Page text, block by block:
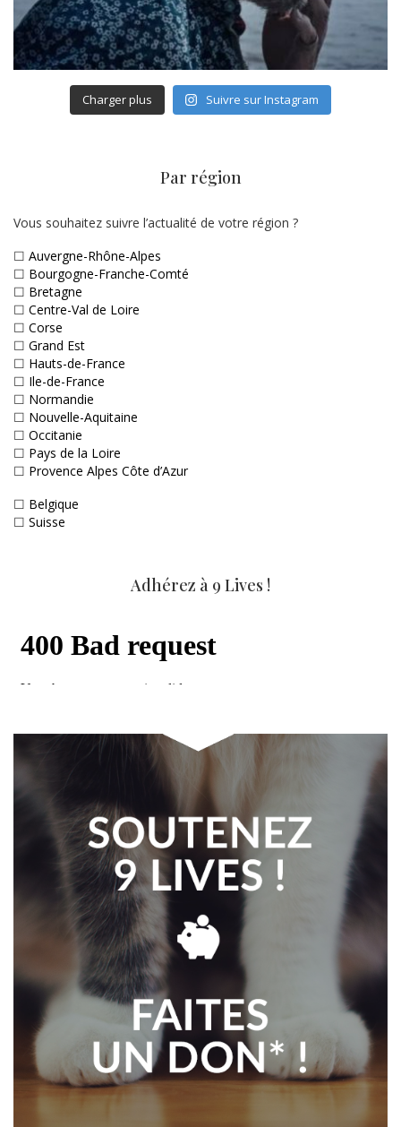
Charger plus Suivre sur Instagram
Par région
Vous souhaitez suivre l’actualité de votre région ?
☐ Auvergne-Rhône-Alpes
☐ Bourgogne-Franche-Comté
☐ Bretagne
☐ Centre-Val de Loire
☐ Corse
☐ Grand Est
☐ Hauts-de-France
☐ Ile-de-France
☐ Normandie
☐ Nouvelle-Aquitaine
☐ Occitanie
☐ Pays de la Loire
☐ Provence Alpes Côte d’Azur
☐ Belgique
☐ Suisse
Adhérez à 9 Lives !